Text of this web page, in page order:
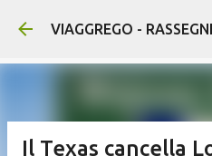
Passa ai
VIAGGREGO -
Il Texas cancella